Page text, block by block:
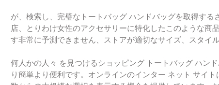
が、検索し、完璧なトートバッグ ハンドバッグを取得す
店、とりわけ女性のアクセサリーに特化したこのような商
す非常に予測できません、ストアが適切なサイズ、スタイ
何人かの人々 を見つけるショッピング トートバッグ ハン
り簡単より便利です。オンラインのインター ネット サイ